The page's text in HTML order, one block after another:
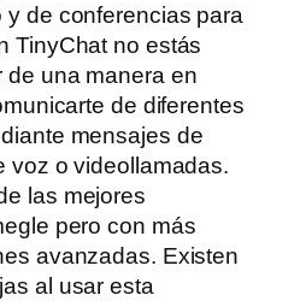
y de conferencias para
TinyChat no estás
de una manera en
de diferentes
mensajes de
voz o videollamadas.
las mejores
pero con más
avanzadas. Existen
al usar esta